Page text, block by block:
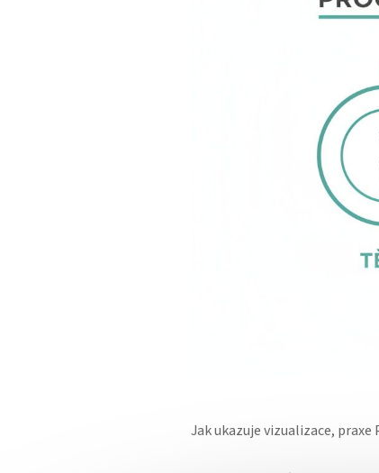
Jak ukazuje vizualizace,